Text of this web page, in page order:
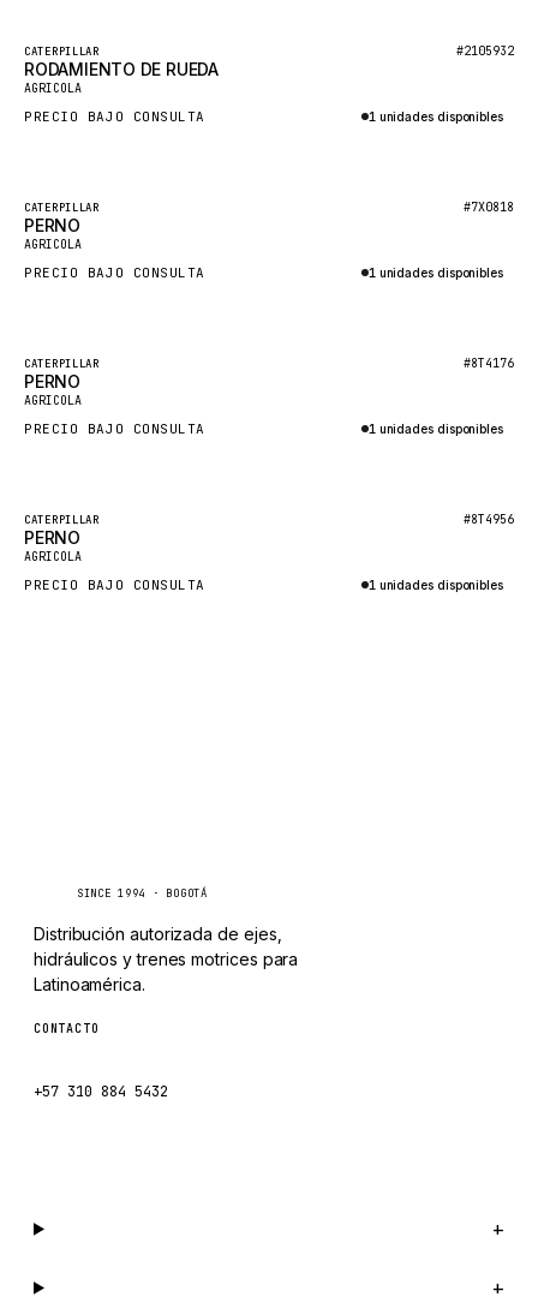
GROVE CRANE
GRADALL
GLENCOE
FORD
FIAT - HITACHI
COMMERCIAL HYDRAULICS
JLC
INTERNATIONAL HARVESTER
HYVA
KONECRANES
TAYLOR
CHANGLIN
Destacado
Nuevo
CATERPILLAR #2105932
RODAMIENTO DE RUEDA
AGRICOLA
PRECIO BAJO CONSULTA 1 unidades disponibles
Destacado
Nuevo
CATERPILLAR #7X0818
PERNO
AGRICOLA
PRECIO BAJO CONSULTA 1 unidades disponibles
Destacado
Nuevo
CATERPILLAR #8T4176
PERNO
AGRICOLA
PRECIO BAJO CONSULTA 1 unidades disponibles
Destacado
Nuevo
CATERPILLAR #8T4956
PERNO
AGRICOLA
PRECIO BAJO CONSULTA 1 unidades disponibles
SINCE 1994 · BOGOTÁ
Distribución autorizada de ejes,
hidráulicos y trenes motrices para
Latinoamérica.
CONTACTO
+57 310 884 5432
+
+